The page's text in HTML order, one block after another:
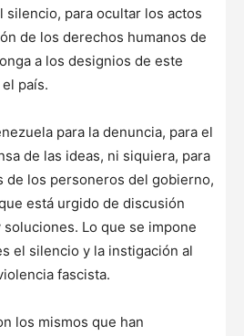
silencio, para ocultar los actos
de los derechos humanos de
a los designios de este
país.
para la denuncia, para el
de las ideas, ni siquiera, para
de los personeros del gobierno,
está urgido de discusión
Lo que se impone
el silencio y la instigación al
fascista.
los mismos que han